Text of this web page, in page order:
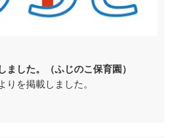
した。（ふじのこ保育園）
りを掲載しました。